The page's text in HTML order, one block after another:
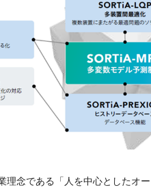
理念である「人を中心としたオ